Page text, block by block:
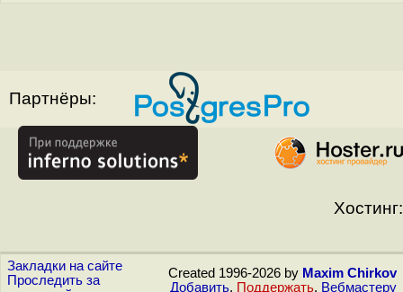
Партнёры:
Хостинг:
Закладки на сайте
Проследить за
Created 1996-2026 by Maxim Chirkov
Добавить, Поддержать, Вебмастеру